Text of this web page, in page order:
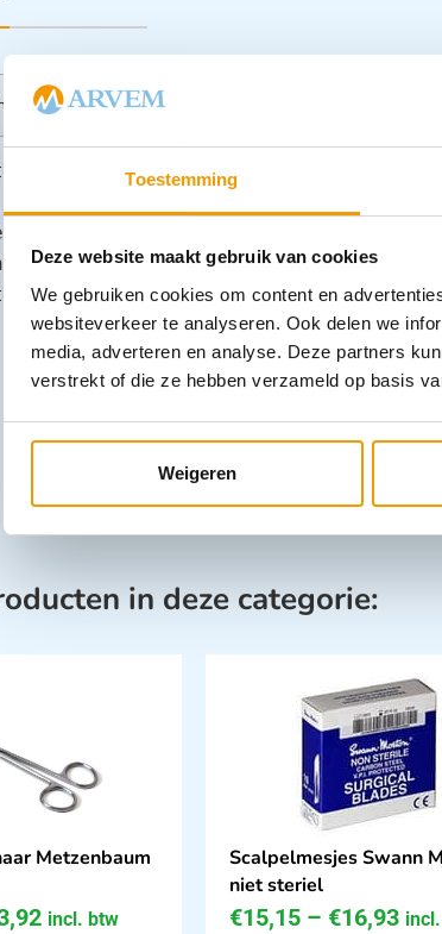
Toestemming
Deze website maakt gebruik van cookies
We gebruiken cookies om content en
websiteverkeer te analyseren. Ook delen we
media, adverteren en analyse. Deze partners
verstrekt of die ze hebben verzameld op basis
Weigeren
spits / spits , gebogen poli kwaliteit
kwaliteit
aanvraag
in deze categorie:
Metzenbaum
incl. btw
Scalpelmesjes Swann
niet steriel
€15,15 – €16,93